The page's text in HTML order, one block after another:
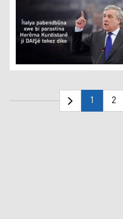
Wezîrê Derve yê
1 2